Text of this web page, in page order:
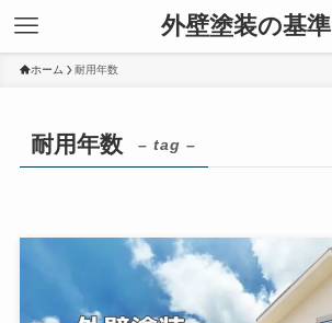
外壁塗装の基準
ホーム 耐用年数
耐用年数 – tag –